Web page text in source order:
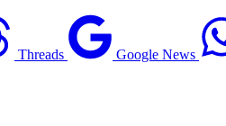
Threads Google News